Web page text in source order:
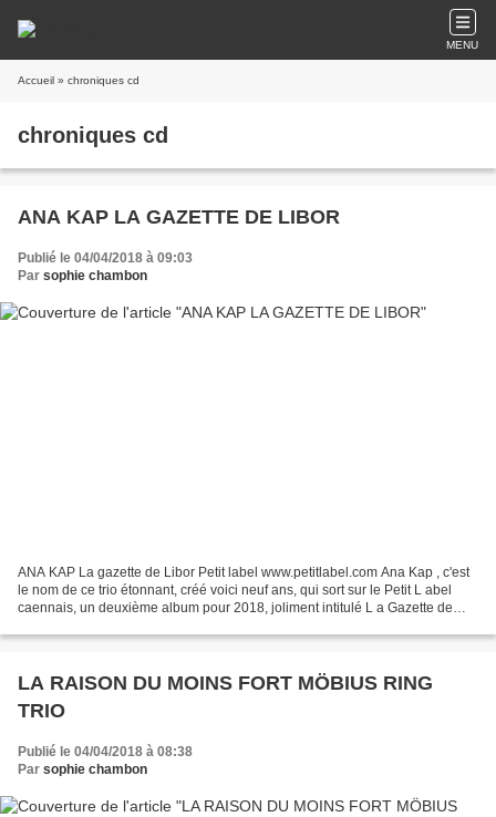
MENU
Accueil » chroniques cd
chroniques cd
ANA KAP LA GAZETTE DE LIBOR
Publié le 04/04/2018 à 09:03
Par sophie chambon
ANA KAP La gazette de Libor Petit label www.petitlabel.com Ana Kap , c'est
le nom de ce trio étonnant, créé voici neuf ans, qui sort sur le Petit L abel
caennais, un deuxième album pour 2018, joliment intitulé L a Gazette de
LA RAISON DU MOINS FORT MÖBIUS RING
TRIO
Publié le 04/04/2018 à 08:38
Par sophie chambon